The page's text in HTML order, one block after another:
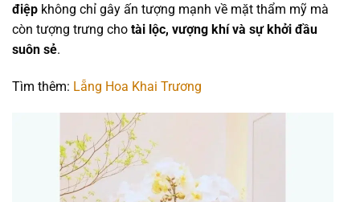
điệp không chỉ gây ấn tượng mạnh về mặt thẩm mỹ mà
còn tượng trưng cho tài lộc, vượng khí và sự khởi đầu
suôn sẻ.
Tìm thêm: Lẵng Hoa Khai Trương